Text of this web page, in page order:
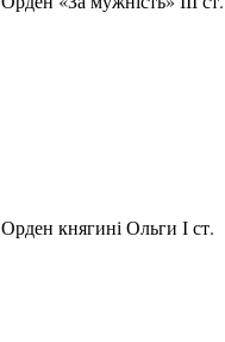
Орден княгині Ольги І ст.